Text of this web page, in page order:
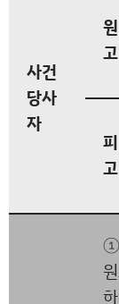
사건
당사
자
원
고
피
고
①